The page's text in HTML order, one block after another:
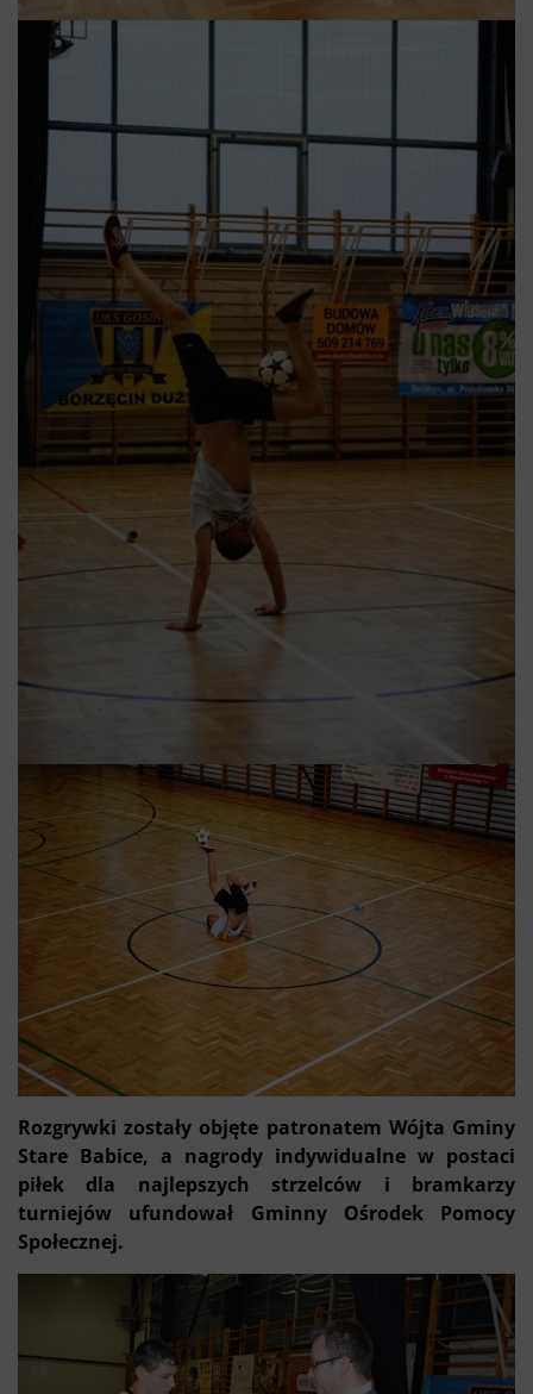
Rozgrywki zostały objęte patronatem Wójta Gminy
Stare Babice, a nagrody indywidualne w postaci
piłek dla najlepszych strzelców i bramkarzy
turniejów ufundował Gminny Ośrodek Pomocy
Społecznej.